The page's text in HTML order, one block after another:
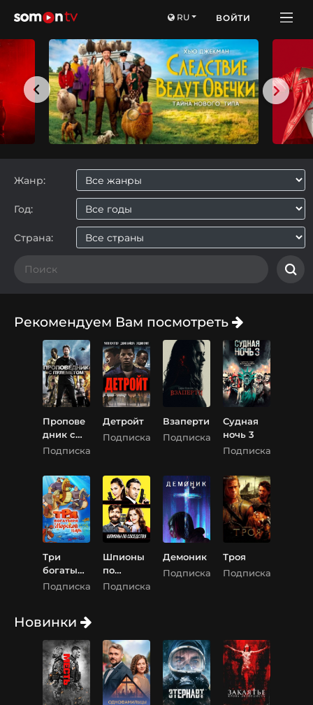
RU ВОЙТИ
Жанр:
Год:
Страна:
Рекомендуем Вам посмотреть
Пропове
дник с
пулемето
Подписка
Детройт
Подписка
Взаперти
Подписка
Судная
ночь 3
Подписка
Три
богатыря
и
Подписка
Шпионы
по
соседств
Подписка
Демоник
Подписка
Троя
Подписка
Новинки